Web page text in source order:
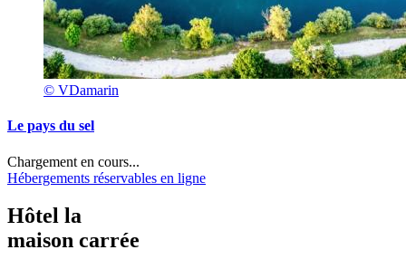
© VDamarin
Le pays du sel
Chargement en cours...
Hébergements réservables en ligne
Hôtel la
maison carrée